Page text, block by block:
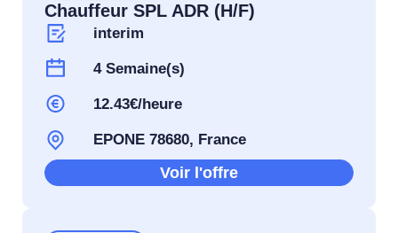
Chauffeur SPL ADR (H/F)
interim
4 Semaine(s)
12.43€/heure
EPONE 78680, France
Voir l'offre